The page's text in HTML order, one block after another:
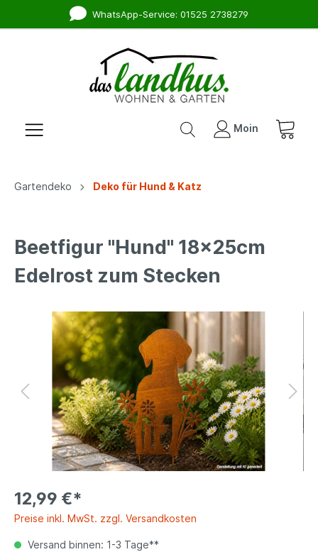
WhatsApp-Service: 01525 2738279
Moin
Gartendeko Deko für Hund & Katz
Beetfigur "Hund" 18x25cm
Edelrost zum Stecken
12,99 €*
Preise inkl. MwSt. zzgl. Versandkosten
Versand binnen: 1-3 Tage**